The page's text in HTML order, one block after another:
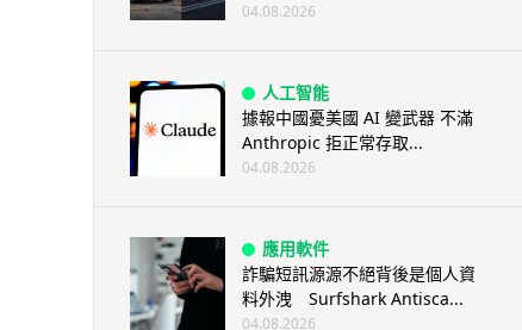
04.08.2026
人工智能
據報中國憂美國 AI 變武器 不滿
Anthropic 拒正常存取...
04.08.2026
應用軟件
詐騙短訊源源不絕背後是個人資
料外洩 Surfshark Antisca...
04.08.2026